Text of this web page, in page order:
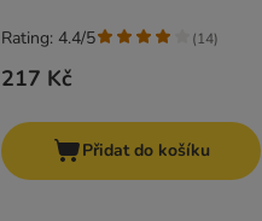
217 Kč
Rating: 4.4/5 (14)
Přidat do košíku